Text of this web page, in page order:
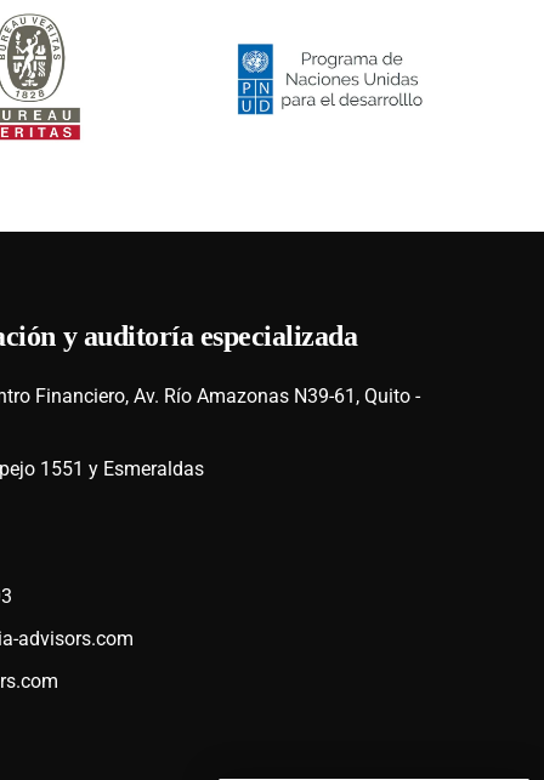
y auditoría especializada
Financiero, Av. Río Amazonas N39-61, Quito -
1551 y Esmeraldas
advisors.com